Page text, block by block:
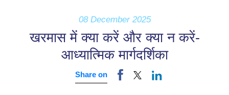
08 December 2025
खरमास में क्या करें और क्या न करें-
आध्यात्मिक मार्गदर्शिका
Share on